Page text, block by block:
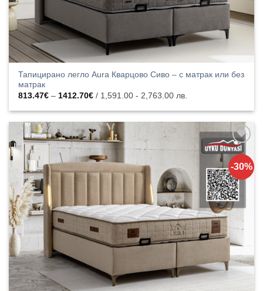
Тапицирано легло Aura Кварцово Сиво – с матрак или без
матрак
813.47€ – 1412.70€Price
range:
813.47€
1412.70€
/ 1,591.00 - 2,763.00 лв.
-30%
Добавяне
към
списъка с
харесани
продукти